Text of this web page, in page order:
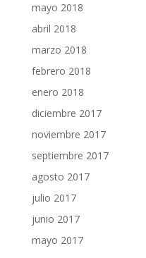
mayo 2018
abril 2018
marzo 2018
febrero 2018
enero 2018
diciembre 2017
noviembre 2017
septiembre 2017
agosto 2017
julio 2017
junio 2017
mayo 2017